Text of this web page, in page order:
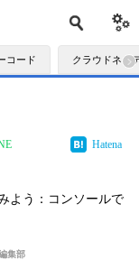
コード クラウドネイ
Hatena
よう：コンソールで
集部